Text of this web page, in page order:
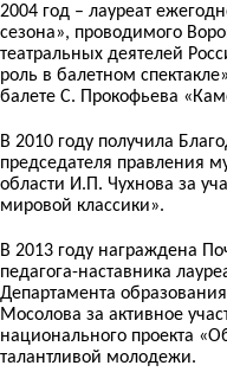
2004 год – лауреат
сезона», проводимого
театральных деятелей
роль в балетном
балете С. Прокофьева
В 2010 году получила
председателя правления
области И.П. Чухнова за
мировой классики».
В 2013 году награждена
педагога-наставника
Департамента
Мосолова за активное
национального проекта
талантливой молодежи.